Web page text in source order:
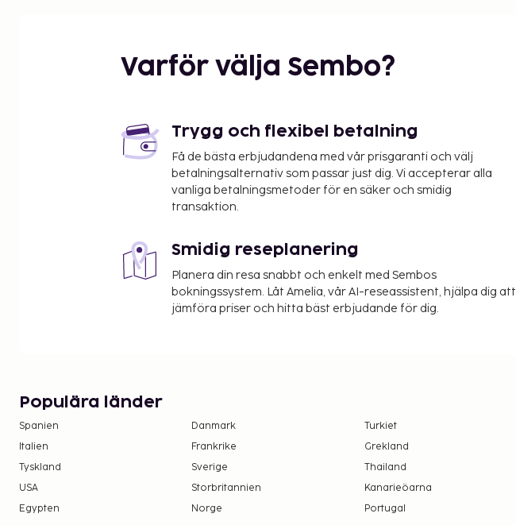
Varför välja Sembo?
Trygg och flexibel betalning
Få de bästa erbjudandena med vår prisgaranti och välj
betalningsalternativ som passar just dig. Vi accepterar alla
vanliga betalningsmetoder för en säker och smidig
transaktion.
Smidig reseplanering
Planera din resa snabbt och enkelt med Sembos
bokningssystem. Låt Amelia, vår AI-reseassistent, hjälpa dig att
jämföra priser och hitta bäst erbjudande för dig.
Populära länder
Spanien Danmark
Turkiet
Italien
Frankrike
Grekland
Tyskland
Sverige
Thailand
USA
Storbritannien
Kanarieöarna
Egypten
Norge Portugal